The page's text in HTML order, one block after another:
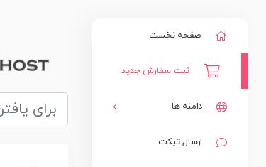
صفحه نخست
ثبت سفارش جدید
دامنه ها
ثبت یک دامنه جدید
ارسال تیکت